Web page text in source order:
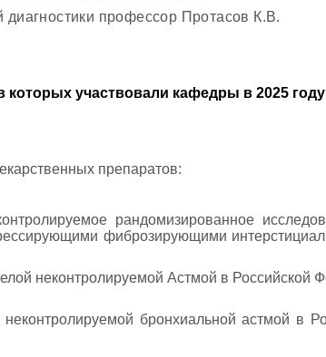
профессор Протасов К.В.
которых участвовали кафедры в 2025 году
препаратов:
рандомизированное
фиброзирующими
неконтролируемой Астмой в
бронхиальной астмой в